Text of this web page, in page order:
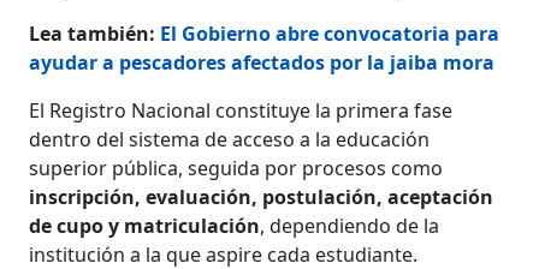
Lea también: El Gobierno abre convocatoria para
ayudar a pescadores afectados por la jaiba mora
El Registro Nacional constituye la primera fase
dentro del sistema de acceso a la educación
superior pública, seguida por procesos como
inscripción, evaluación, postulación, aceptación
de cupo y matriculación, dependiendo de la
institución a la que aspire cada estudiante.